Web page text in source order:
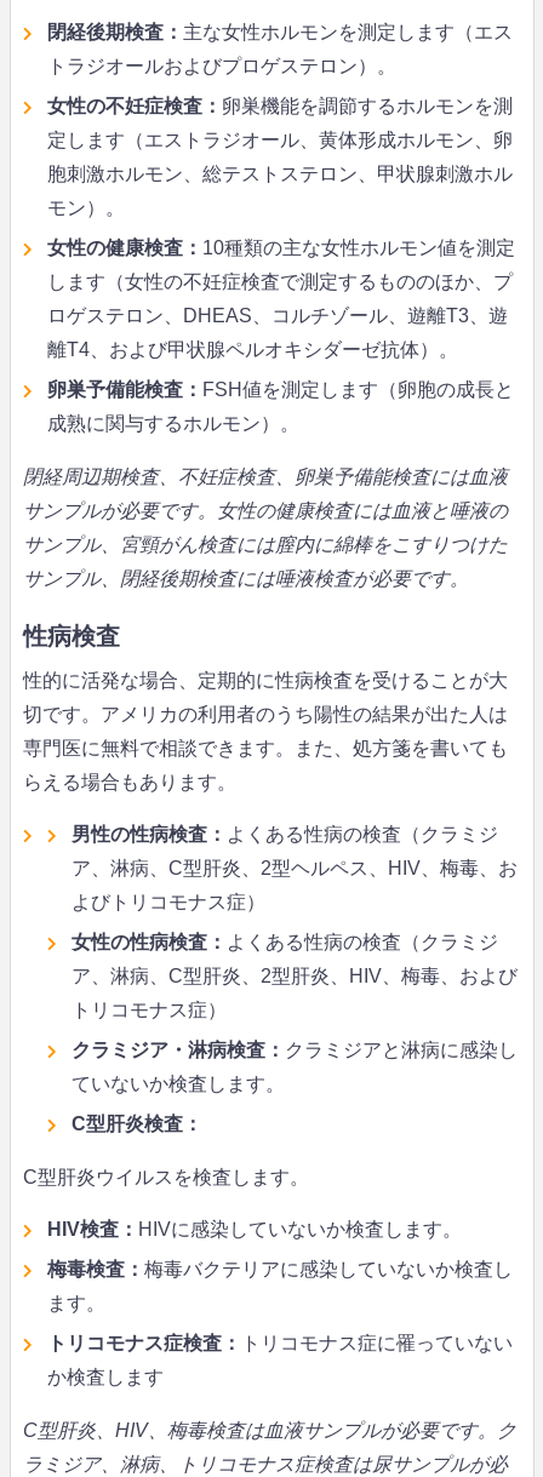
閉経後期検査： 主な女性ホルモンを測定します（エス
トラジオールおよびプロゲステロン）。
女性の不妊症検査： 卵巣機能を調節するホルモンを測
定します（エストラジオール、黄体形成ホルモン、卵
胞刺激ホルモン、総テストステロン、甲状腺刺激ホル
モン）。
女性の健康検査： 10種類の主な女性ホルモン値を測定
します（女性の不妊症検査で測定するもののほか、プ
ロゲステロン、DHEAS、コルチゾール、遊離T3、遊
離T4、および甲状腺ペルオキシダーゼ抗体）。
卵巣予備能検査： FSH値を測定します（卵胞の成長と
成熟に関与するホルモン）。
閉経周辺期検査、不妊症検査、卵巣予備能検査には血液
サンプルが必要です。女性の健康検査には血液と唾液の
サンプル、宮頸がん検査には膣内に綿棒をこすりつけた
サンプル、閉経後期検査には唾液検査が必要です。
性病検査
性的に活発な場合、定期的に性病検査を受けることが大
切です。アメリカの利用者のうち陽性の結果が出た人は
専門医に無料で相談できます。また、処方箋を書いても
らえる場合もあります。
男性の性病検査： よくある性病の検査（クラミジ
ア、淋病、C型肝炎、2型ヘルペス、HIV、梅毒、お
よびトリコモナス症）
女性の性病検査： よくある性病の検査（クラミジ
ア、淋病、C型肝炎、2型肝炎、HIV、梅毒、および
トリコモナス症）
クラミジア・淋病検査： クラミジアと淋病に感染し
ていないか検査します。
C型肝炎検査：
C型肝炎ウイルスを検査します。
HIV検査： HIVに感染していないか検査します。
梅毒検査： 梅毒バクテリアに感染していないか検査し
ます。
トリコモナス症検査：
トリコモナス症に罹っていない
か検査します
C型肝炎、HIV、梅毒検査は血液サンプルが必要です。ク
ラミジア、淋病、トリコモナス症検査は尿サンプルが必